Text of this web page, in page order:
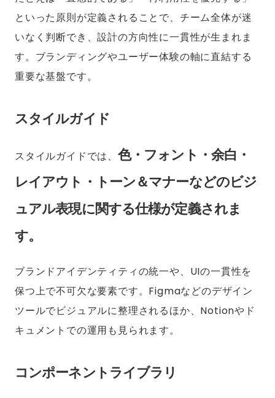
といった原則が定義されることで、チーム全体が迷
いなく判断でき、設計の方向性に一貫性が生まれま
す。ブランディングやユーザー体験の軸に直結する
重要な基盤です。
スタイルガイド
スタイルガイドでは、 色・フォント・余白・
レイアウト・トーン＆マナーなどのビジ
ュアル表現に関する仕様が定義されま
す。
ブランドアイデンティティの統一や、UIの一貫性を
保つ上で不可欠な要素です。Figmaなどのデザイン
ツールでビジュアルに整理されるほか、Notionやド
キュメントでの運用も見られます。
コンポーネントライブラリ